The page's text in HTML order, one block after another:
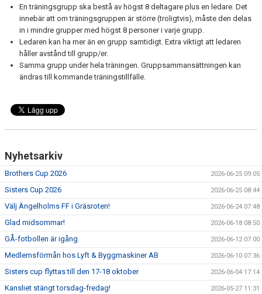
En träningsgrupp ska bestå av högst 8 deltagare plus en ledare. Det
innebär att om träningsgruppen är större (troligtvis), måste den delas
in i mindre grupper med högst 8 personer i varje grupp.
Ledaren kan ha mer än en grupp samtidigt. Extra viktigt att ledaren
håller avstånd till grupp/er.
Samma grupp under hela träningen. Gruppsammansättningen kan
ändras till kommande träningstillfälle.
Nyhetsarkiv
Brothers Cup 2026 2026-06-25 09:05
Sisters Cup 2026 2026-06-25 08:44
Välj Ängelholms FF i Gräsroten! 2026-06-24 07:48
Glad midsommar! 2026-06-18 08:50
GÅ-fotbollen är igång 2026-06-12 07:00
Medlemsförmån hos Lyft & Byggmaskiner AB 2026-06-10 07:36
Sisters cup flyttas till den 17-18 oktober 2026-06-04 17:14
Kansliet stängt torsdag-fredag! 2026-05-27 11:31